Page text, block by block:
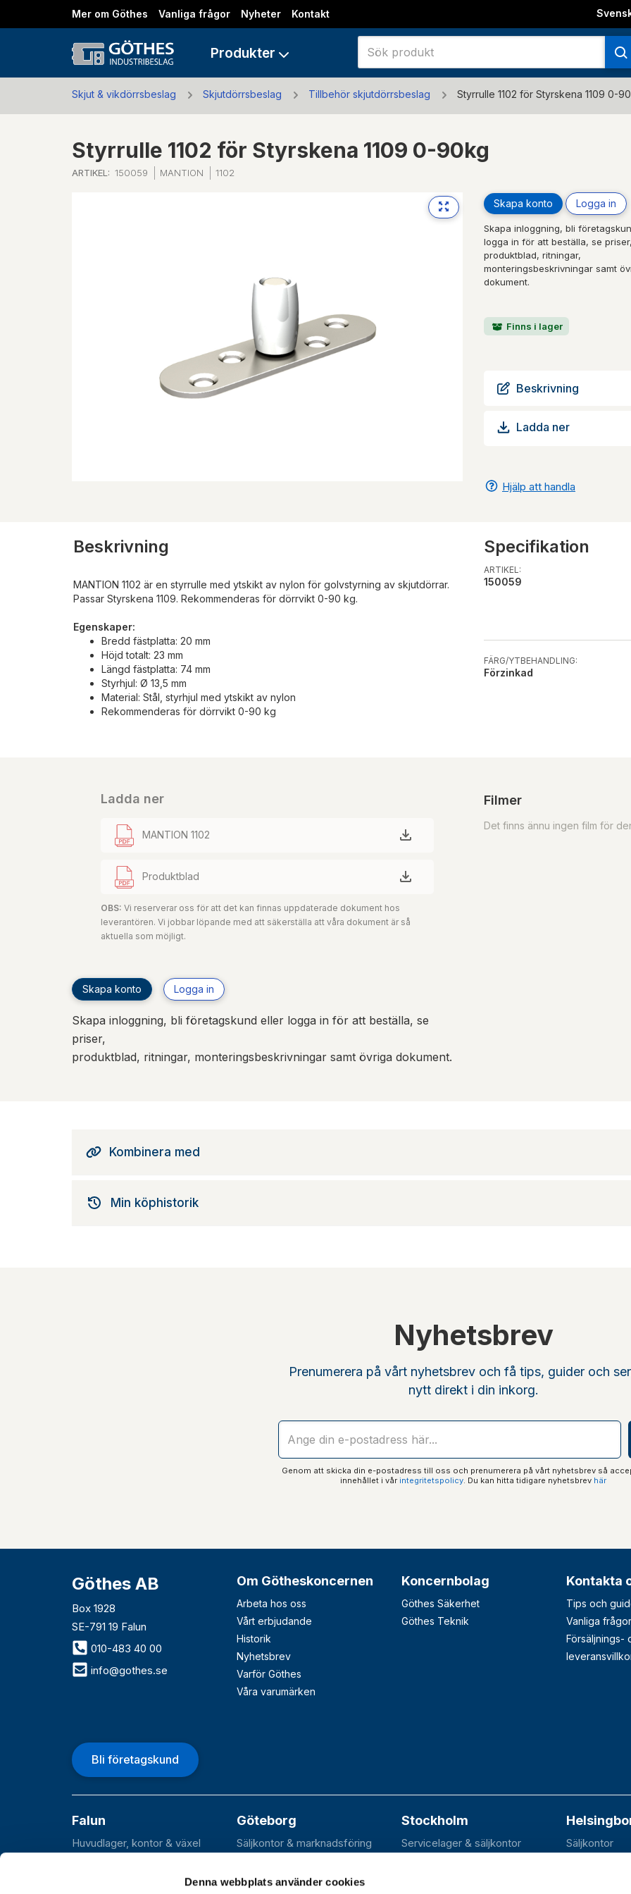
Denna webbplats använder cookies
Mer om Göthes Vanliga frågor Nyheter Kontakt
Produkter
Skjut & vikdörrsbeslag Skjutdörrsbeslag Tillbehör skjutdörrsbeslag Styrrulle 1102 för Styrskena 1109 0-
Styrrulle 1102 för Styrskena 1109 0-90kg
ARTIKEL: 150059 MANTION 1102
Skapa konto Logga in
Skapa inloggning, bli
logga in för att beställa, se priser,
produktblad, ritningar,
monteringsbeskrivningar samt
dokument.
Finns i lager
Beskrivning
Ladda ner
Hjälp att handla
Beskrivning
MANTION 1102 är en styrrulle med ytskikt av nylon för golvstyrning av skjutdörrar.
Passar Styrskena 1109. Rekommenderas för dörrvikt 0-90 kg.
Egenskaper:
Bredd fästplatta: 20 mm
Höjd totalt: 23 mm
Längd fästplatta: 74 mm
Styrhjul: Ø 13,5 mm
Material: Stål, styrhjul med ytskikt av nylon
Rekommenderas för dörrvikt 0-90 kg
Specifikation
ARTIKEL:
150059
FÄRG/YTBEHANDLING:
Förzinkad
Ladda ner
MANTION 1102
Produktblad
OBS: Vi reserverar oss för att det kan finnas uppdaterade dokument hos
leverantören. Vi jobbar löpande med att säkerställa att våra dokument är så
aktuella som möjligt.
Skapa konto Logga in
Skapa inloggning, bli företagskund eller logga in för att beställa, se
priser,
produktblad, ritningar, monteringsbeskrivningar samt övriga dokument.
Filmer
Det finns ännu ingen film för
Kombinera med
Min köphistorik
Nyhetsbrev
Prenumerera på vårt nyhetsbrev och få tips, guider och
nytt direkt i din inkorg.
Genom att skicka din e-postadress till oss och prenumerera på vårt nyhetsbrev så
innehållet i vår integritetspolicy. Du kan hitta tidigare nyhetsbrev här
Göthes AB
Box 1928
SE-791 19 Falun
010-483 40 00
info@gothes.se
Om Götheskoncernen
Arbeta hos oss
Vårt erbjudande
Historik
Nyhetsbrev
Varför Göthes
Våra varumärken
Koncernbolag
Göthes Säkerhet
Göthes Teknik
Kontakta
Tips och
Vanliga frågor
Försäljnings-
Bli företagskund
Falun
Huvudlager, kontor & växel
Göteborg
Säljkontor & marknadsföring
SE-431 37 Mölndal
Stockholm
Servicelager & säljkontor
Säljkontor